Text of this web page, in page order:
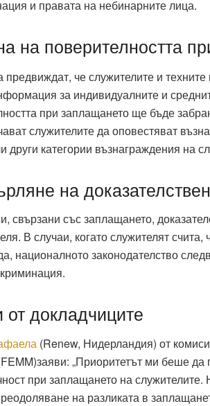
и правата на небинарните лица.
на поверителността
предвиждат, че служителите и
за индивидуалните и
при заплащането ще бъде
служителите да оповестяват
други категории възнаграждения на
на
свързани със заплащането,
В случаи, когато служителят
националното законодателство
от докладчиците
(Renew, Нидерландия) от
„Приоритетът ми беше
при заплащането на
на разликата в